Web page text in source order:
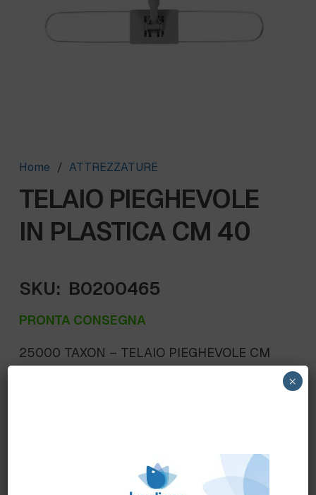
Home / ATTREZZATURE
TELAIO PIEGHEVOLE
IN PLASTICA CM 40
SKU: B0200465
PRONTA CONSEGNA
25000 TAXON – TELAIO PIEGHEVOLE CM
Come ordinare?
×